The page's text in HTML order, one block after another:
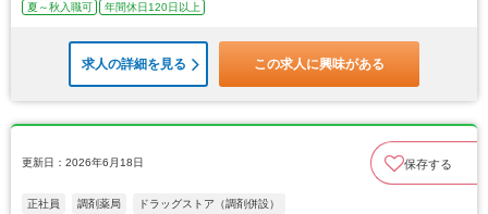
夏～秋入職可
年間休日120日以上
求人の詳細を見る この求人に興味がある
更新日：2026年6月18日 保存する
正社員 調剤薬局 ドラッグストア（調剤併設）